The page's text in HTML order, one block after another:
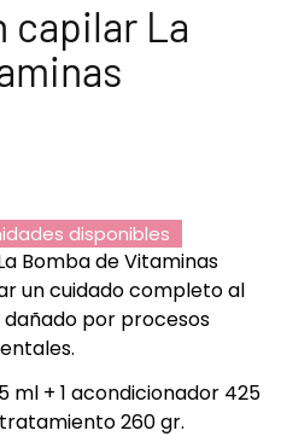
capilar La
disponibles
Bomba de Vitaminas
un cuidado completo al
por procesos
ml + 1 acondicionador 425
tratamiento 260 gr.